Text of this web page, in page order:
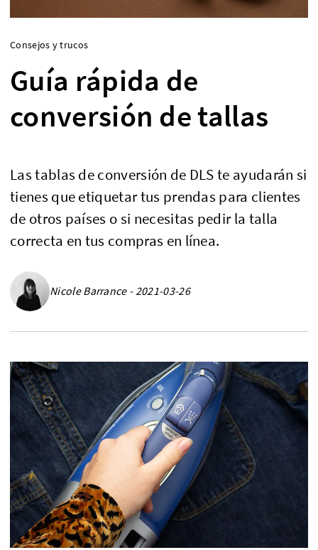
Consejos y trucos
Guía rápida de
conversión de tallas
Las tablas de conversión de DLS te ayudarán si
tienes que etiquetar tus prendas para clientes
de otros países o si necesitas pedir la talla
correcta en tus compras en línea.
Nicole Barrance - 2021-03-26